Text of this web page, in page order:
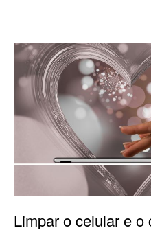
Limpar o celular e o